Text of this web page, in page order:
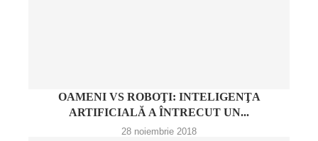
OAMENI VS ROBOŢI: INTELIGENŢA
ARTIFICIALĂ A ÎNTRECUT UN...
28 noiembrie 2018